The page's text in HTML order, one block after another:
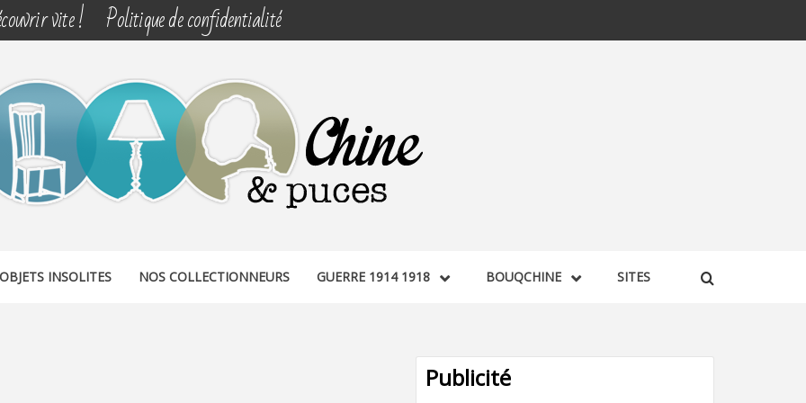
vite ! Politique de confidentialité
PUCES
OBJETS INSOLITES NOS COLLECTIONNEURS GUERRE 1914 1918 BOUQCHINE SITES
Publicité